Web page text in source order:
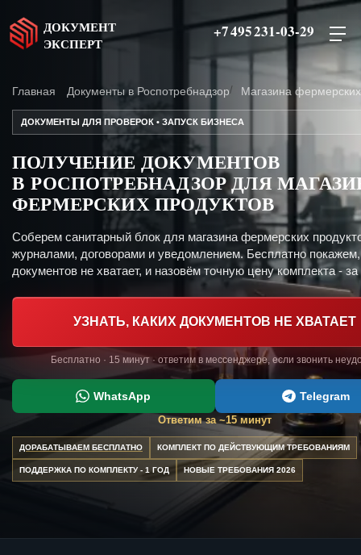
ДОКУМЕНТ
ЭКСПЕРТ
+7 495 231-03-29
Главная Документы в Роспотребнадзор Магазина
ДОКУМЕНТЫ ДЛЯ ПРОВЕРОК • ЗАПУСК БИЗНЕСА
ПОЛУЧЕНИЕ ДОКУМЕНТОВ
В РОСПОТРЕБНАДЗОР ДЛЯ
ФЕРМЕРСКИХ ПРОДУКТОВ
Соберем санитарный блок для магазина фермерских
журналами, договорами и уведомлением. Бесплатно покажем,
документов не хватает, и назовём точную цену комплекта - за
УЗНАТЬ, КАКИХ ДОКУМЕНТОВ НЕ ХВАТАЕТ
Бесплатно · 15 минут · ответим в мессенджере, если звонить
WhatsApp Telegram
Ответим за ~15 минут
ДОРАБАТЫВАЕМ БЕСПЛАТНО КОМПЛЕКТ ПО ДЕЙСТВУЮЩИМ ТРЕБОВАНИЯМ
ПОДДЕРЖКА ПО КОМПЛЕКТУ - 1 ГОД НОВЫЕ ТРЕБОВАНИЯ 2026